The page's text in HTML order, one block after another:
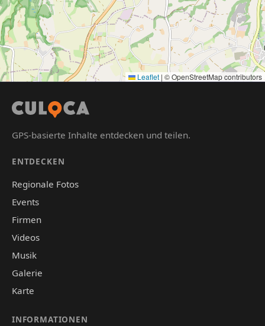
Leaflet | © OpenStreetMap contributors
GPS-basierte Inhalte entdecken und teilen.
ENTDECKEN
Regionale Fotos
Events
Firmen
Videos
Musik
Galerie
Karte
INFORMATIONEN